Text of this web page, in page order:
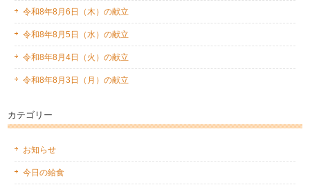
令和8年8月6日（木）の献立
令和8年8月5日（水）の献立
令和8年8月4日（火）の献立
令和8年8月3日（月）の献立
カテゴリー
お知らせ
今日の給食